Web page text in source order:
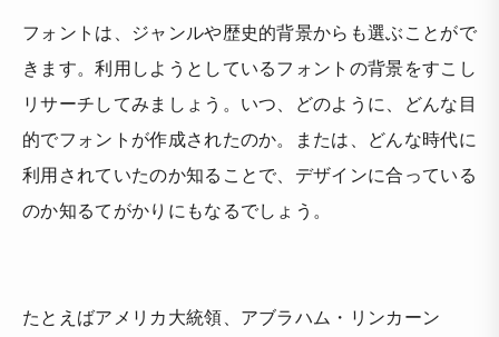
フォントは、ジャンルや歴史的背景からも選ぶことがで
きます。利用しようとしているフォントの背景をすこし
リサーチしてみましょう。いつ、どのように、どんな目
的でフォントが作成されたのか。または、どんな時代に
利用されていたのか知ることで、デザインに合っている
のか知るてがかりにもなるでしょう。
たとえばアメリカ大統領、アブラハム・リンカーン